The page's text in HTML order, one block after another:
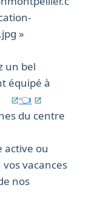
»
un bel
équipé à
👈
du centre
active ou
vacances
nos